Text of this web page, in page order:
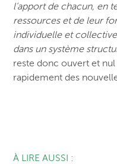
l’apport de chacun, en
ressources et de leur
individuelle et
dans un système
reste donc ouvert et
rapidement des
À LIRE AUSSI :